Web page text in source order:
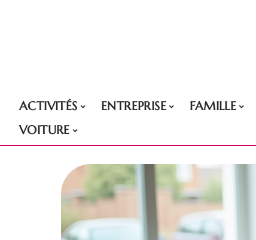
ACTIVITÉS ENTREPRISE FAMILLE
VOITURE